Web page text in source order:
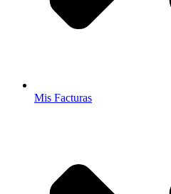
Mis Facturas